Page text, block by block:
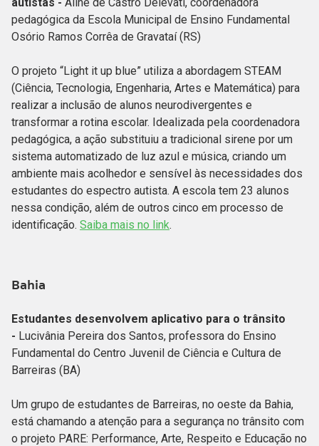
pedagógica da Escola Municipal de Ensino Fundamental
Osório Ramos Corrêa de Gravataí (RS)
O projeto “Light it up blue” utiliza a abordagem STEAM
(Ciência, Tecnologia, Engenharia, Artes e Matemática) para
realizar a inclusão de alunos neurodivergentes e
transformar a rotina escolar. Idealizada pela coordenadora
pedagógica, a ação substituiu a tradicional sirene por um
sistema automatizado de luz azul e música, criando um
ambiente mais acolhedor e sensível às necessidades dos
estudantes do espectro autista. A escola tem 23 alunos
nessa condição, além de outros cinco em processo de
identificação. Saiba mais no link.
Bahia
Estudantes desenvolvem aplicativo para o trânsito
- Lucivânia Pereira dos Santos, professora do Ensino
Fundamental do Centro Juvenil de Ciência e Cultura de
Barreiras (BA)
Um grupo de estudantes de Barreiras, no oeste da Bahia,
está chamando a atenção para a segurança no trânsito com
o projeto PARE: Performance, Arte, Respeito e Educação no